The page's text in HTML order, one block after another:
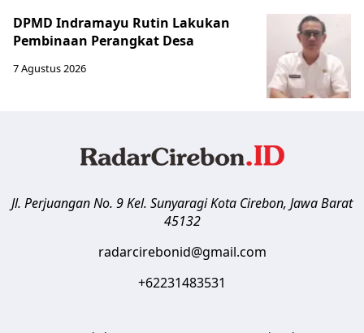
DPMD Indramayu Rutin Lakukan
Pembinaan Perangkat Desa
7 Agustus 2026
Jl. Perjuangan No. 9 Kel. SunyaragiKota Cirebon, Jawa Barat
45132
radarcirebonid@gmail.com
+62231483531